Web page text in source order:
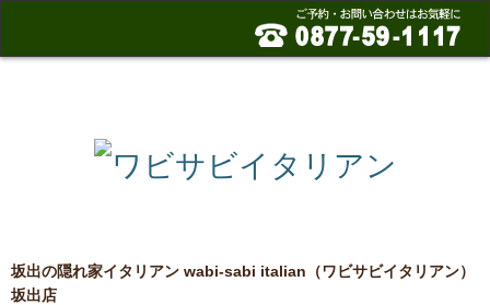
坂出の隠れ家イタリアン wabi-sabi italian（ワビサビイタリアン）
坂出店